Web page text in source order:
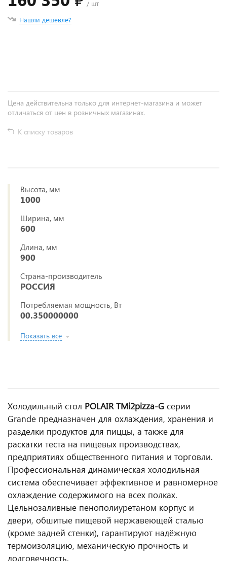
/ шт
Нашли дешевле?
Цена действительна только для интернет-магазина и может
отличаться от цен в розничных магазинах.
К списку товаров
Высота, мм
1000
Ширина, мм
600
Длина, мм
900
Страна-производитель
РОССИЯ
Потребляемая мощность, Вт
00.350000000
Показать все
Холодильный стол POLAIR TMi2pizza‑G серии
Grande предназначен для охлаждения, хранения и
разделки продуктов для пиццы, а также для
раскатки теста на пищевых производствах,
предприятиях общественного питания и торговли.
Профессиональная динамическая холодильная
система обеспечивает эффективное и равномерное
охлаждение содержимого на всех полках.
Цельнозаливные пенополиуретаном корпус и
двери, обшитые пищевой нержавеющей сталью
(кроме задней стенки), гарантируют надёжную
термоизоляцию, механическую прочность и
долговечность.